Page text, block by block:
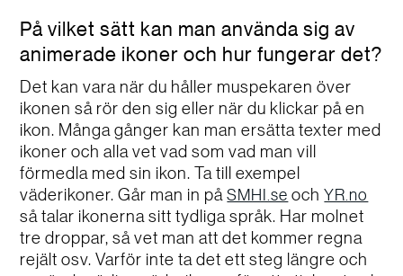
På vilket sätt kan man använda sig av
animerade ikoner och hur fungerar det?
Det kan vara när du håller muspekaren över
ikonen så rör den sig eller när du klickar på en
ikon. Många gånger kan man ersätta texter med
ikoner och alla vet vad som vad man vill
förmedla med sin ikon. Ta till exempel
väderikoner. Går man in påSMHI.se ochYR.no
så talar ikonerna sitt tydliga språk. Har molnet
tre droppar, så vet man att det kommer regna
rejält osv. Varför inte ta det ett steg längre och